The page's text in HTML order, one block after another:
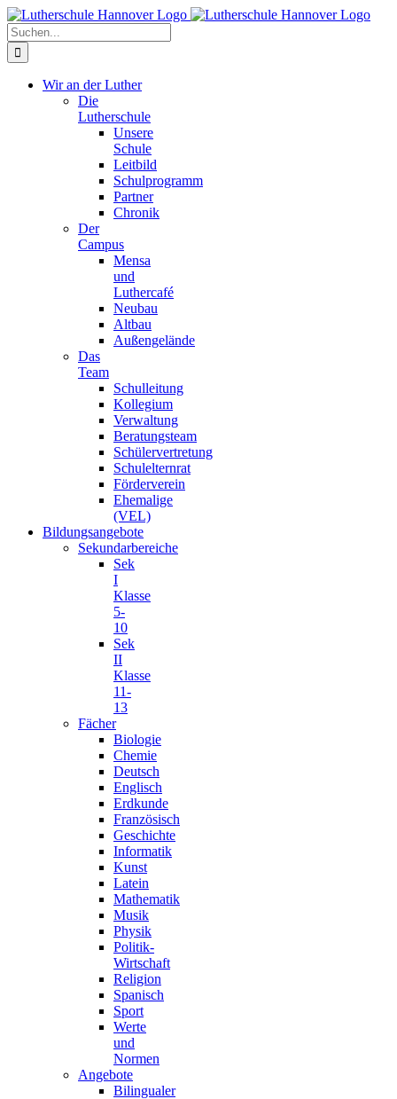
Zum
Inhalt
springen
Facebook
X
Instagram
Pinterest
Suche
nach:
Wir an der Luther
Die
Lutherschule
Unsere
Schule
Leitbild
Schulprogramm
Partner
Chronik
Der
Campus
Mensa
und
Luthercafé
Neubau
Altbau
Außengelände
Das
Team
Schulleitung
Kollegium
Verwaltung
Beratungsteam
Schülervertretung
Schulelternrat
Förderverein
Ehemalige
(VEL)
Bildungsangebote
Sekundarbereiche
Sek
I
Klasse
5-
10
Sek
II
Klasse
11-
13
Fächer
Biologie
Chemie
Deutsch
Englisch
Erdkunde
Französisch
Geschichte
Informatik
Kunst
Latein
Mathematik
Musik
Physik
Politik-
Wirtschaft
Religion
Spanisch
Sport
Werte
und
Normen
Angebote
Bilingualer